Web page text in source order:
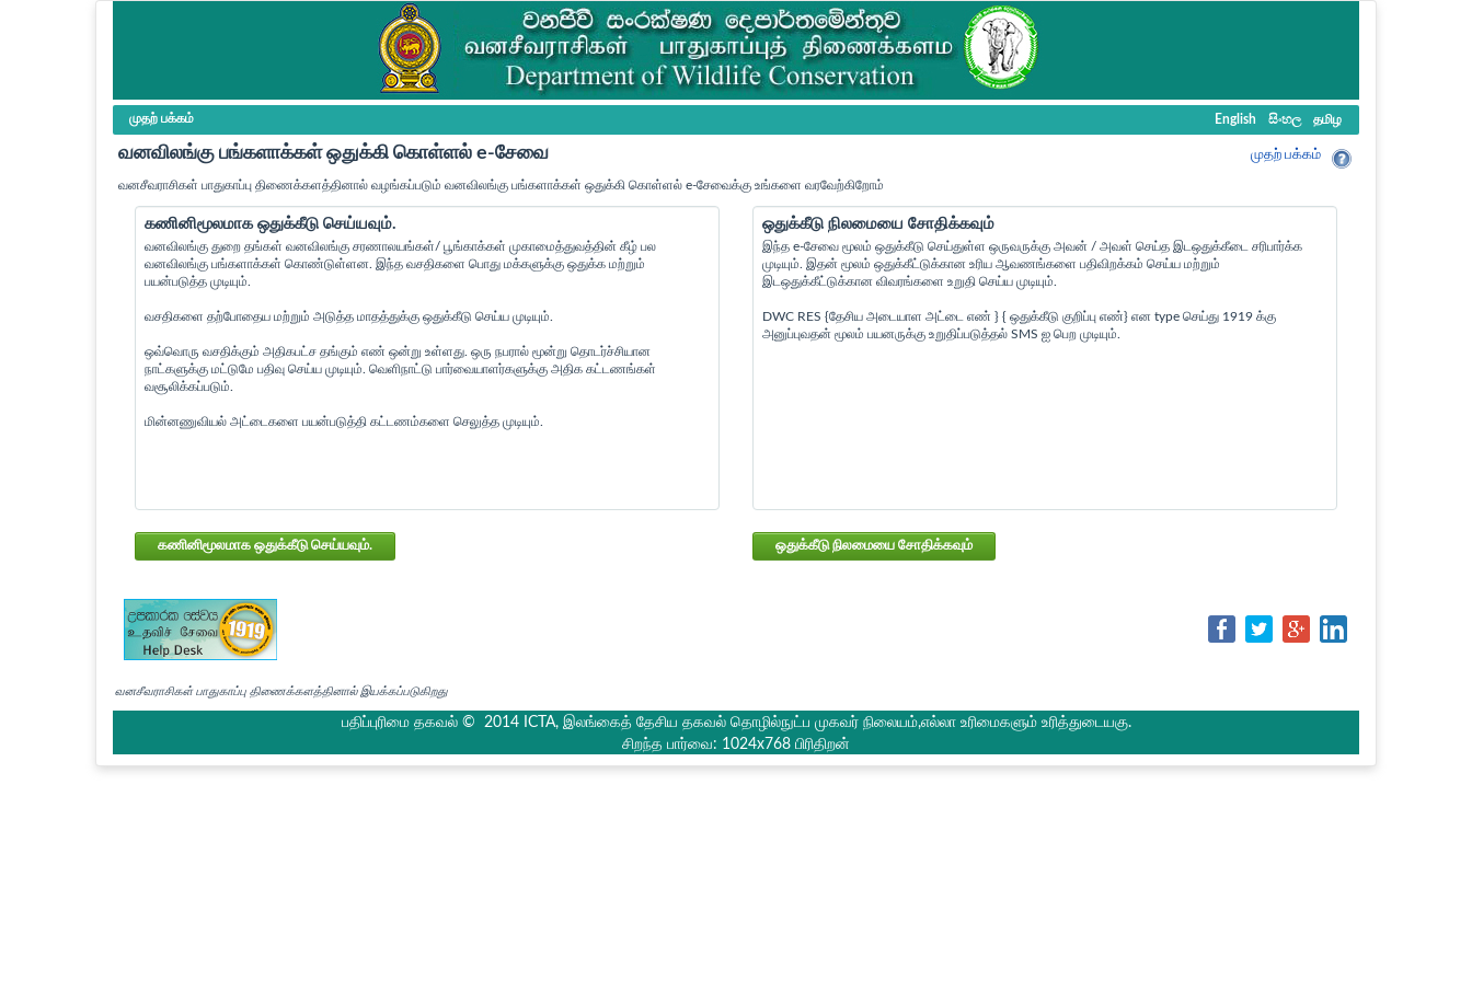
முதற் பக்கம் English සිංහල தமிழ
வனவிலங்கு பங்களாக்கள் ஒதுக்கி கொள்ளல் e-சேவை முதற் பக்கம்
வனசீவராசிகள் பாதுகாப்பு திணைக்களத்தினால் வழங்கப்படும் வனவிலங்கு பங்களாக்கள் ஒதுக்கி கொள்ளல் e-சேவைக்கு உங்களை வரவேற்கிறோம்
கணினிமூலமாக ஒதுக்கீடு செய்யவும்.
வனவிலங்கு துறை தங்கள் வனவிலங்கு சரணாலயங்கள்/ பூங்காக்கள் முகாமைத்துவத்தின் கீழ் பல
வனவிலங்கு பங்களாக்கள் கொண்டுள்ளன. இந்த வசதிகளை பொது மக்களுக்கு ஒதுக்க மற்றும்
பயன்படுத்த முடியும்.
வசதிகளை தற்போதைய மற்றும் அடுத்த மாதத்துக்கு ஒதுக்கீடு செய்ய முடியும்.
ஒவ்வொரு வசதிக்கும் அதிகபட்ச தங்கும் எண் ஒன்று உள்ளது. ஒரு நபரால் மூன்று தொடர்ச்சியான
நாட்களுக்கு மட்டுமே பதிவு செய்ய முடியும். வெளிநாட்டு பார்வையாளர்களுக்கு அதிக கட்டணங்கள்
வசூலிக்கப்படும்.
மின்னணுவியல் அட்டைகளை பயன்படுத்தி கட்டணம்களை செலுத்த முடியும்.
கணினிமூலமாக ஒதுக்கீடு செய்யவும்.
ஒதுக்கீடு நிலமையை சோதிக்கவும்
இந்த e-சேவை மூலம் ஒதுக்கீடு செய்துள்ள ஒருவருக்கு அவன் / அவள் செய்த இடஒதுக்கீடை சரிபார்க்க
முடியும். இதன் மூலம் ஒதுக்கீட்டுக்கான உரிய ஆவணங்களை பதிவிறக்கம் செய்ய மற்றும்
இடஒதுக்கீட்டுக்கான விவரங்களை உறுதி செய்ய முடியும்.
DWC RES {தேசிய அடையாள அட்டை எண் } { ஒதுக்கீடு குறிப்பு எண்} என type செய்து 1919 க்கு
அனுப்புவதன் மூலம் பயனருக்கு உறுதிப்படுத்தல் SMS ஐ பெற முடியும்.
ஒதுக்கீடு நிலமையை சோதிக்கவும்
வனசீவராசிகள் பாதுகாப்பு திணைக்களத்தினால் இயக்கப்படுகிறது
பதிப்புரிமை தகவல் © 2014 ICTA, இலங்கைத் தேசிய தகவல் தொழில்நுட்ப முகவர் நிலையம்,எல்லா உரிமைகளும் உரித்துடையகு.
சிறந்த பார்வை: 1024x768 பிரிதிறன்